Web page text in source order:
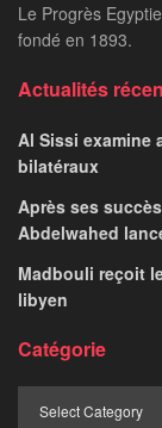
Le Progrès
fondé en 1893.
Actualités
Al Sissi examine
bilatéraux
Après ses
Abdelwahed
Madbouli reçoit
libyen
Catégorie